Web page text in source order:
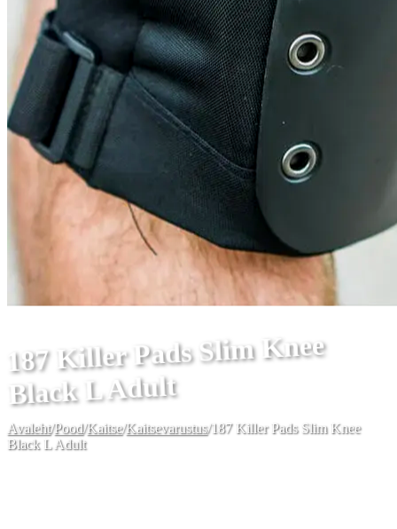
187 Killer Pads Slim Knee
Black L Adult
Avaleht/Pood/Kaitse/Kaitsevarustus/187 Killer Pads Slim Knee
Black L Adult